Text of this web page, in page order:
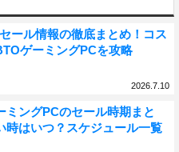
ール情報の徹底まとめ！コス
ゲーミングPCを攻略
2026.7.10
ミングPCのセール時期まと
時はいつ？スケジュール一覧